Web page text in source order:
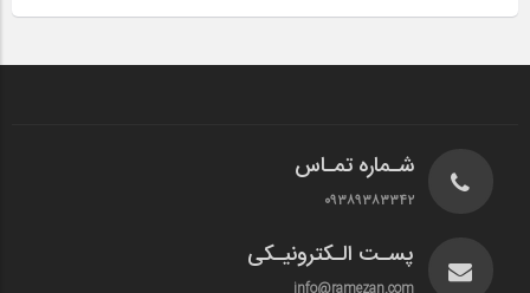
شـماره تمـاس
۰۹۳۸۹۳۸۳۳۴۲
پسـت الـکترونیـکی
info@ramezan.com